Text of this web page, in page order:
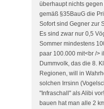
überhaupt nichts
gemäß §35BauG die
Sofort sind Gegner zur
Es sind zwar nur 0,5
Sommer mindestens
paar 100.000 mit<br />
Dummvolk, das die 8.
Regionen, will in
solchen Irrsinn
"Infraschall" als Alibi
bauen hat man alle 2